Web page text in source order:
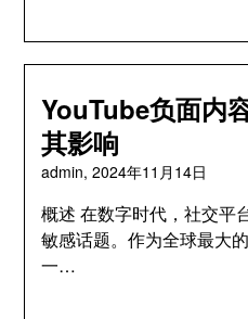
YouTube负面内
其影响
admin,2024年11月14日
概述 在数字时代，社交平
敏感话题。作为全球最大
一…